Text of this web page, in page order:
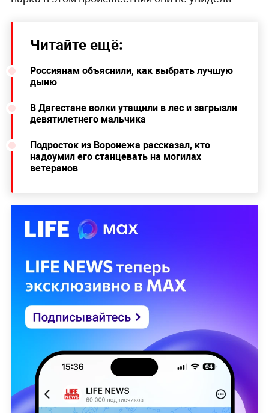
Читайте ещё:
Россиянам объяснили, как выбрать лучшую
дыню
В Дагестане волки утащили в лес и загрызли
девятилетнего мальчика
Подросток из Воронежа рассказал, кто
надоумил его станцевать на могилах
ветеранов